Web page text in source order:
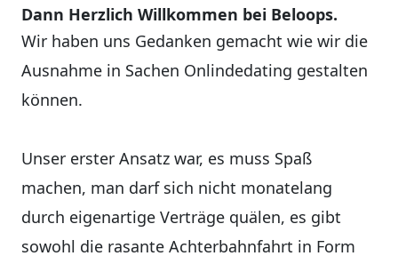
Dann Herzlich Willkommen bei Beloops.
Wir haben uns Gedanken gemacht wie wir die
Ausnahme in Sachen Onlindedating gestalten
können.
Unser erster Ansatz war, es muss Spaß
machen, man darf sich nicht monatelang
durch eigenartige Verträge quälen, es gibt
sowohl die rasante Achterbahnfahrt in Form